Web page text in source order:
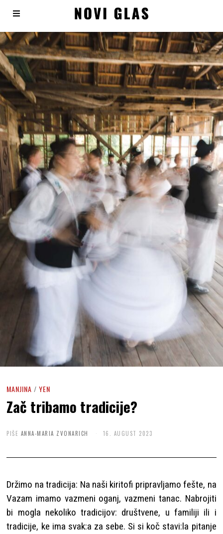
MANJINA / YEN
Zač tribamo tradicije?
PIŠE ANNA-MARIA ZVONARICH 16. AUGUST 2023
Držimo na tradicija: Na naši kiritofi pripravljamo fešte, na
Vazam imamo vazmeni oganj, vazmeni tanac. Nabrojiti
bi mogla nekoliko tradicijov: društvene, u familiji ili i
tradicije, ke ima svak:a za sebe. Si si koč stavi:la pitanje